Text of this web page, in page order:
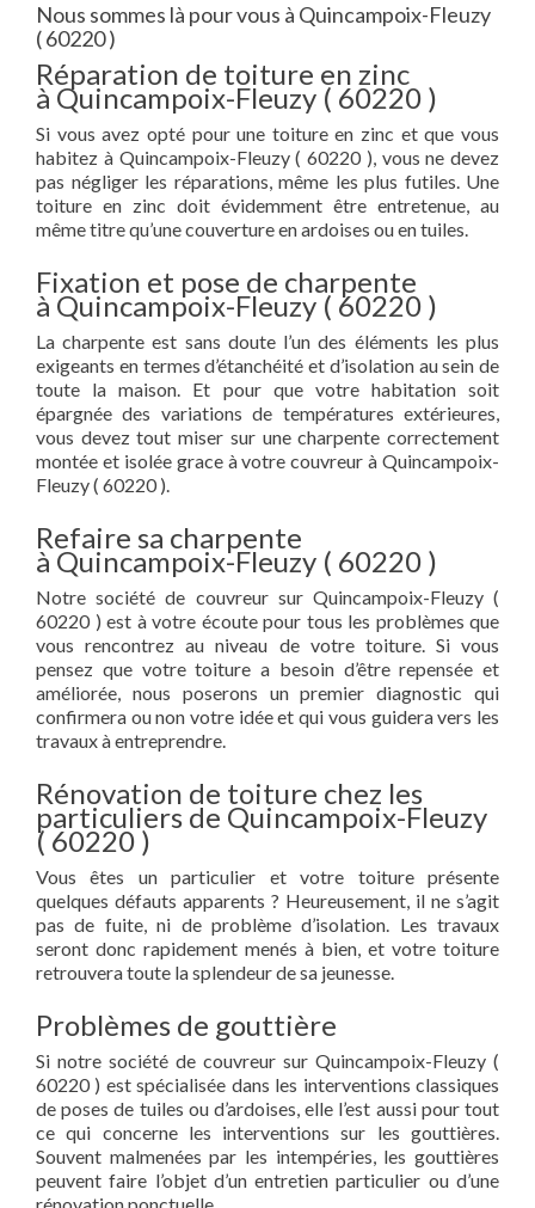
Nous sommes là pour vous à Quincampoix-Fleuzy
( 60220 )
Réparation de toiture en zinc
à Quincampoix-Fleuzy ( 60220 )
Si vous avez opté pour une toiture en zinc et que vous
habitez à Quincampoix-Fleuzy ( 60220 ), vous ne devez
pas négliger les réparations, même les plus futiles. Une
toiture en zinc doit évidemment être entretenue, au
même titre qu’une couverture en ardoises ou en tuiles.
Fixation et pose de charpente
à Quincampoix-Fleuzy ( 60220 )
La charpente est sans doute l’un des éléments les plus
exigeants en termes d’étanchéité et d’isolation au sein de
toute la maison. Et pour que votre habitation soit
épargnée des variations de températures extérieures,
vous devez tout miser sur une charpente correctement
montée et isolée grace à votre couvreur à Quincampoix-
Fleuzy ( 60220 ).
Refaire sa charpente
à Quincampoix-Fleuzy ( 60220 )
Notre société de couvreur sur Quincampoix-Fleuzy (
60220 ) est à votre écoute pour tous les problèmes que
vous rencontrez au niveau de votre toiture. Si vous
pensez que votre toiture a besoin d’être repensée et
améliorée, nous poserons un premier diagnostic qui
confirmera ou non votre idée et qui vous guidera vers les
travaux à entreprendre.
Rénovation de toiture chez les
particuliers de Quincampoix-Fleuzy
( 60220 )
Vous êtes un particulier et votre toiture présente
quelques défauts apparents ? Heureusement, il ne s’agit
pas de fuite, ni de problème d’isolation. Les travaux
seront donc rapidement menés à bien, et votre toiture
retrouvera toute la splendeur de sa jeunesse.
Problèmes de gouttière
Si notre société de couvreur sur Quincampoix-Fleuzy (
60220 ) est spécialisée dans les interventions classiques
de poses de tuiles ou d’ardoises, elle l’est aussi pour tout
ce qui concerne les interventions sur les gouttières.
Souvent malmenées par les intempéries, les gouttières
peuvent faire l’objet d’un entretien particulier ou d’une